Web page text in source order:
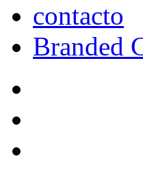
contacto
Branded